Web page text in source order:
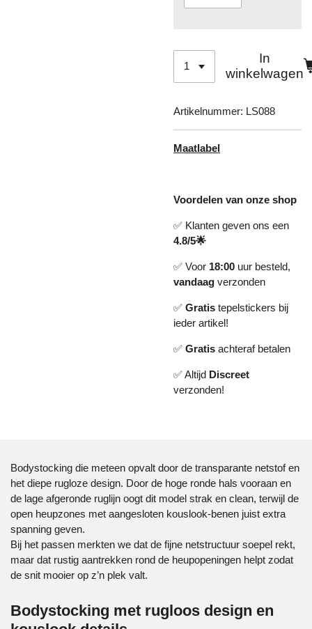
In
winkelwagen
Artikelnummer: LS088
Maatlabel
Voordelen van onze shop
✅ Klanten geven ons een
4.8/5🌟
✅ Voor 18:00 uur besteld,
vandaag verzonden
✅ Gratis tepelstickers bij
ieder artikel!
✅ Gratis achteraf betalen
✅ Altijd Discreet
verzonden!
Bodystocking die meteen opvalt door de transparante netstof en
het diepe rugloze design. Door de hoge ronde hals vooraan en
de lage afgeronde ruglijn oogt dit model strak en clean, terwijl de
open heupzones met aangesloten kouslook-benen juist extra
spanning geven.
Bij het passen merkten we dat de fijne netstructuur soepel rekt,
maar dat rustig aantrekken rond de heupopeningen helpt zodat
de snit mooier op z’n plek valt.
Bodystocking met rugloos design en